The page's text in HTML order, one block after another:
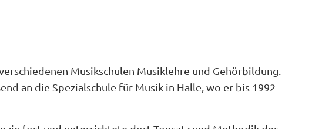
Musikschulen Musiklehre und Gehörbildung.
an die Spezialschule für Musik in Halle, wo er bis 1992